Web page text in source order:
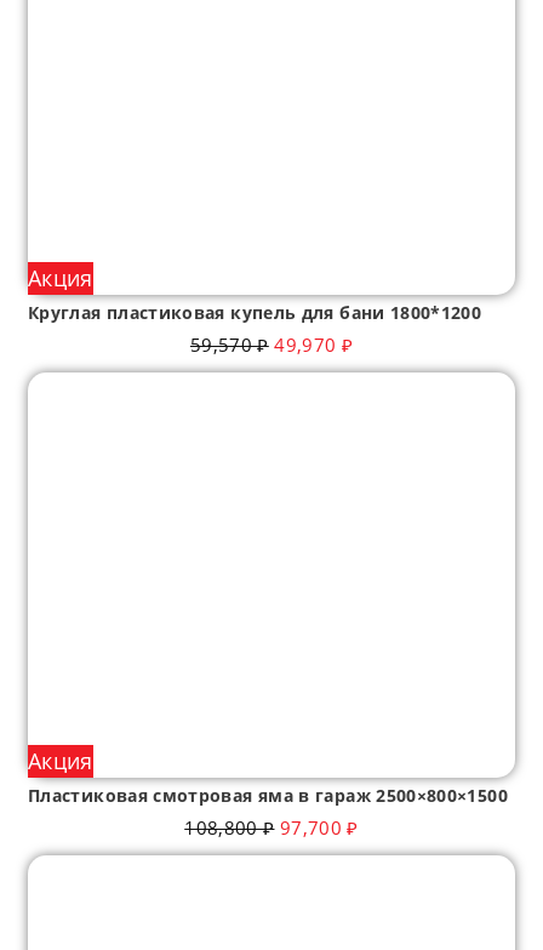
Акция
Круглая пластиковая купель для бани 1800*1200
59,570₽ 49,970 ₽
Акция
Пластиковая смотровая яма в гараж 2500×800×1500
108,800₽ 97,700₽